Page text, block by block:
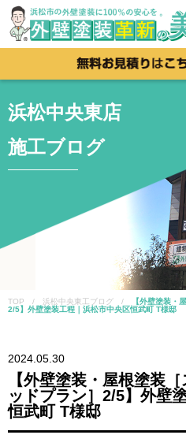
浜松中央東店
施工ブログ
TOP / 浜松中央東工ブログ /
【外壁塗装・
2/5】外壁塗装工程｜浜松市中央区恒武町 T様邸
2024.05.30
【外壁塗装・屋根塗装
ッドプラン］2/5】外壁
恒武町 T様邸